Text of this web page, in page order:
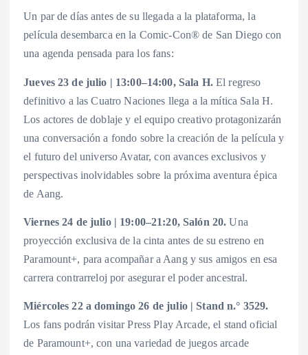
Un par de días antes de su llegada a la plataforma, la
película desembarca en la Comic-Con® de San Diego con
una agenda pensada para los fans:
Jueves 23 de julio | 13:00–14:00, Sala H.El regreso
definitivo a las Cuatro Naciones llega a la mítica Sala H.
Los actores de doblaje y el equipo creativo protagonizarán
una conversación a fondo sobre la creación de la película y
el futuro del universo Avatar, con avances exclusivos y
perspectivas inolvidables sobre la próxima aventura épica
de Aang.
Viernes 24 de julio | 19:00–21:20, Salón 20. Una
proyección exclusiva de la cinta antes de su estreno en
Paramount+, para acompañar a Aang y sus amigos en esa
carrera contrarreloj por asegurar el poder ancestral.
Miércoles 22 a domingo 26 de julio | Stand n.° 3529.
Los fans podrán visitar Press Play Arcade, el stand oficial
de Paramount+, con una variedad de juegos arcade